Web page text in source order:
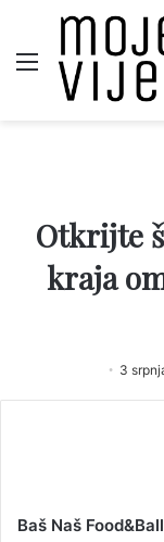
Menu
Otkrijte
kraja
3
Baš Naš Food&Ball